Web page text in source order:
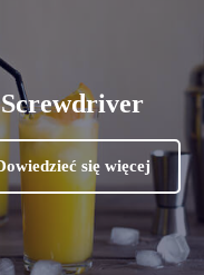
Screwdriver
się więcej